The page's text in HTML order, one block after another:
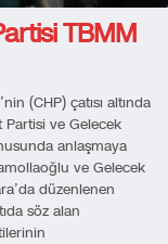
TBMM
(CHP) çatısı altında
Partisi ve Gelecek
anlaşmaya
ve Gelecek
düzenlenen
söz alan